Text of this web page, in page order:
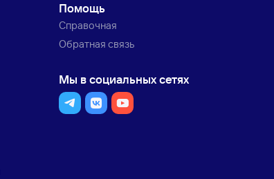
Помощь
Справочная
Обратная связь
Мы в социальных сетях